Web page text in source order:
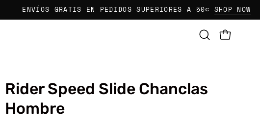
ENVÍOS GRATIS EN PEDIDOS SUPERIORES A 50€SHOP NOW
AbrirCARRO
Rider Speed Slide Chanclas
Hombre